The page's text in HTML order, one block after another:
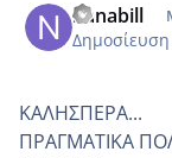
nanabill
Δημοσίευση
ΚΑΛΗΣΠΕΡΑ...
ΠΡΑΓΜΑΤΙΚΑ